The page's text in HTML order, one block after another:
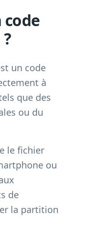
code
un code
à
que des
ou du
le fichier
ou
de
la partition